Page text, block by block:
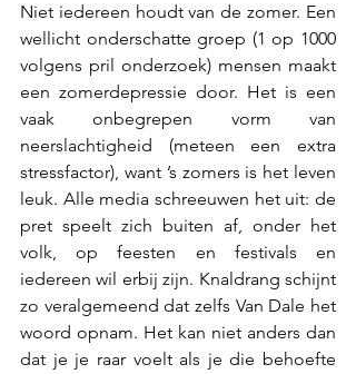
Niet iedereen houdt van de zomer. Een
wellicht onderschatte groep (1 op 1000
volgens pril onderzoek) mensen maakt
een zomerdepressie door. Het is een
vaak onbegrepen vorm van
neerslachtigheid (meteen een extra
stressfactor), want ’s zomers is het leven
leuk. Alle media schreeuwen het uit: de
pret speelt zich buiten af, onder het
volk, op feesten en festivals en
iedereen wil erbij zijn. Knaldrang schijnt
zo veralgemeend dat zelfs Van Dale het
woord opnam. Het kan niet anders dan
dat je je raar voelt als je die behoefte